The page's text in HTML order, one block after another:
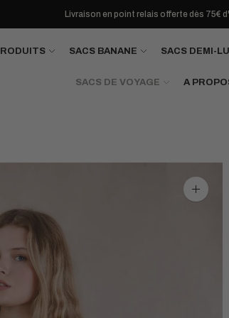
Livraison en point relais offerte dès 75€
SACS BANANE SACS DEMI-
SACS DE VOYAGE A
Agrandir
l'image